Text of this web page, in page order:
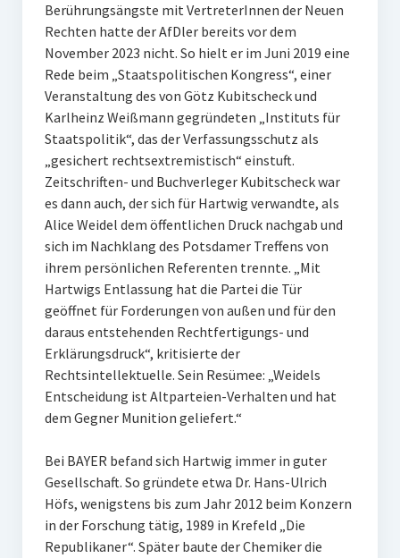
Berührungsängste mit VertreterInnen der Neuen
Rechten hatte der AfDler bereits vor dem
November 2023 nicht. So hielt er im Juni 2019 eine
Rede beim „Staatspolitischen Kongress“, einer
Veranstaltung des von Götz Kubitscheck und
Karlheinz Weißmann gegründeten „Instituts für
Staatspolitik“, das der Verfassungsschutz als
„gesichert rechtsextremistisch“ einstuft.
Zeitschriften- und Buchverleger Kubitscheck war
es dann auch, der sich für Hartwig verwandte, als
Alice Weidel dem öffentlichen Druck nachgab und
sich im Nachklang des Potsdamer Treffens von
ihrem persönlichen Referenten trennte. „Mit
Hartwigs Entlassung hat die Partei die Tür
geöffnet für Forderungen von außen und für den
daraus entstehenden Rechtfertigungs- und
Erklärungsdruck“, kritisierte der
Rechtsintellektuelle. Sein Resümee: „Weidels
Entscheidung ist Altparteien-Verhalten und hat
dem Gegner Munition geliefert.“
Bei BAYER befand sich Hartwig immer in guter
Gesellschaft. So gründete etwa Dr. Hans-Ulrich
Höfs, wenigstens bis zum Jahr 2012 beim Konzern
in der Forschung tätig, 1989 in Krefeld „Die
Republikaner“. Später baute der Chemiker die